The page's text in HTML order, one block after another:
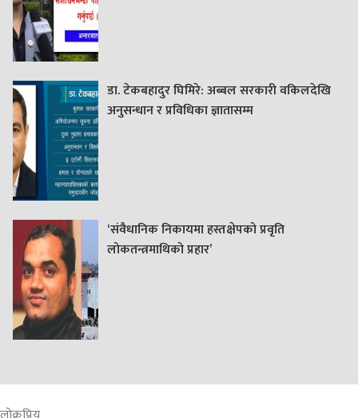
डा. टेकबहादुर घिमिरे: अब्बल सरकारी वकिलदेखि
अनुसन्धान र प्रविधिका ज्ञातासम्म
‘संवैधानिक निकायमा हस्तक्षेपको प्रवृति
लोकतन्त्रमाथिको प्रहार’